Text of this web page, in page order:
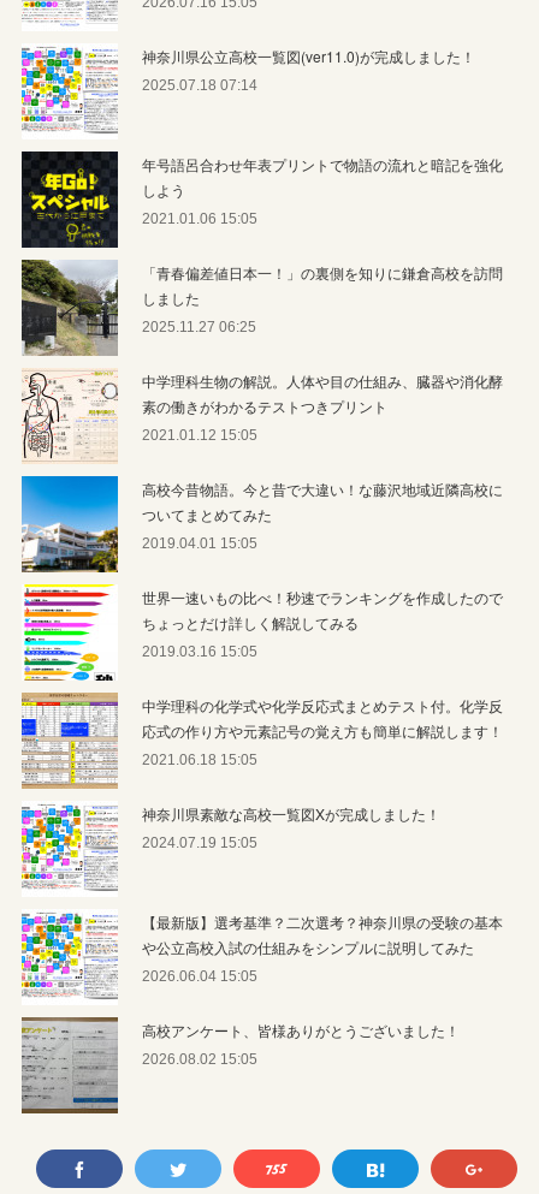
神奈川県公立高校一覧図(ver11.0)が完成しました！
2025.07.18 07:14
年号語呂合わせ年表プリントで物語の流れと暗記を強化
しよう
2021.01.06 15:05
「青春偏差値日本一！」の裏側を知りに鎌倉高校を訪問
しました
2025.11.27 06:25
中学理科生物の解説。人体や目の仕組み、臓器や消化酵
素の働きがわかるテストつきプリント
2021.01.12 15:05
高校今昔物語。今と昔で大違い！な藤沢地域近隣高校に
ついてまとめてみた
2019.04.01 15:05
世界一速いもの比べ！秒速でランキングを作成したので
ちょっとだけ詳しく解説してみる
2019.03.16 15:05
中学理科の化学式や化学反応式まとめテスト付。化学反
応式の作り方や元素記号の覚え方も簡単に解説します！
2021.06.18 15:05
神奈川県素敵な高校一覧図Xが完成しました！
2024.07.19 15:05
【最新版】選考基準？二次選考？神奈川県の受験の基本
や公立高校入試の仕組みをシンプルに説明してみた
2026.06.04 15:05
高校アンケート、皆様ありがとうございました！
2026.08.02 15:05